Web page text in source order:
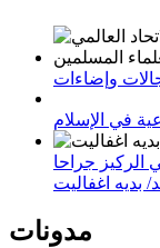
وإضاءات
الركيز جراحا
بديه اغفاليت
مدونات